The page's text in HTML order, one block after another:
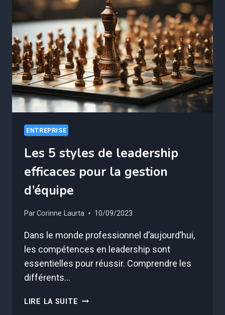
DE
VOTRE
TRANSFORMATION
NUMÉRIQUE
ENTREPRISE
Les 5 styles de leadership
efficaces pour la gestion
d’équipe
ParCorinne Laurta 10/09/2023
Dans le monde professionnel d’aujourd’hui,
les compétences en leadership sont
essentielles pour réussir. Comprendre les
différents…
LIRE LA SUITE LES